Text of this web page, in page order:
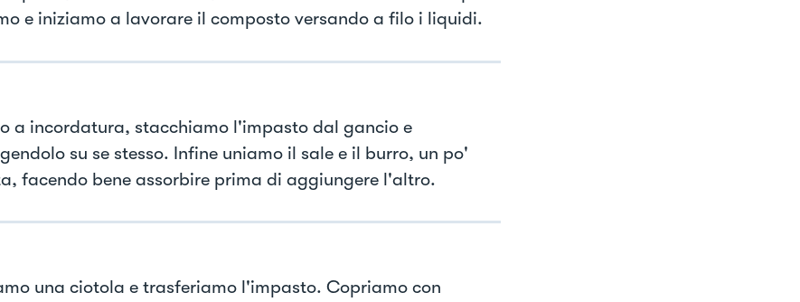
e iniziamo a lavorare il composto versando a filo i liquidi.
a incordatura, stacchiamo l'impasto dal gancio e
su se stesso. Infine uniamo il sale e il burro, un po'
facendo bene assorbire prima di aggiungere l'altro.
una ciotola e trasferiamo l'impasto. Copriamo con